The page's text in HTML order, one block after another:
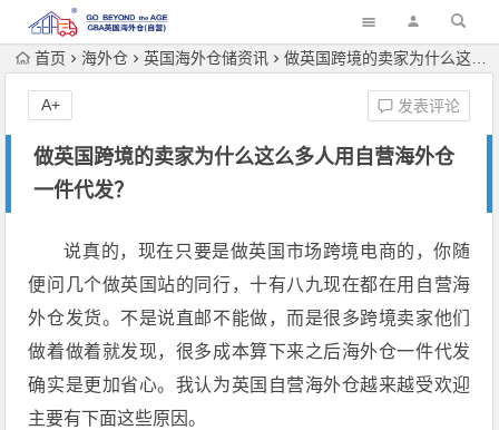
首页 海外仓 英国海外仓储资讯 做英国跨境的卖家为什么这么多人用自营海外仓一件代发？
做英国跨境的卖家为什么这么多人用自营海外仓
一件代发？
发表评论
A+
说真的，现在只要是做英国市场跨境电商的，你随
便问几个做英国站的同行，十有八九现在都在用自营海
外仓发货。不是说直邮不能做，而是很多跨境卖家他们
做着做着就发现，很多成本算下来之后海外仓一件代发
确实是更加省心。我认为英国自营海外仓越来越受欢迎
主要有下面这些原因。